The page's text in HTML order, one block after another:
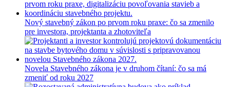
Nový stavebný zákon po prvom roku praxe: čo sa zmenilo
pre investora, projektanta a zhotoviteľa
Novela Stavebného zákona je v druhom čítaní: čo sa má
zmeniť od roku 2027